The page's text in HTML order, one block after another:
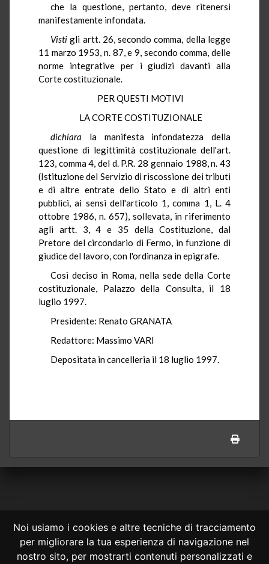
Noi usiamo i cookies e altre tecniche di tracciamento
per migliorare la tua esperienza di navigazione nel
nostro sito, per mostrarti contenuti personalizzati e
che la questione, pertanto, deve ritenersi
manifestamente infondata.
Visti gli artt. 26, secondo comma, della legge
11 marzo 1953, n. 87, e 9, secondo comma, delle
norme integrative per i giudizi davanti alla
Corte costituzionale.
PER QUESTI MOTIVI
LA CORTE COSTITUZIONALE
dichiara la manifesta infondatezza della
questione di legittimità costituzionale dell'art.
123, comma 4, del d. P.R. 28 gennaio 1988, n. 43
(Istituzione del Servizio di riscossione dei tributi
e di altre entrate dello Stato e di altri enti
pubblici, ai sensi dell'articolo 1, comma 1, L. 4
ottobre 1986, n. 657), sollevata, in riferimento
agli artt. 3, 4 e 35 della Costituzione, dal
Pretore del circondario di Fermo, in funzione di
giudice del lavoro, con l'ordinanza in epigrafe.
Così deciso in Roma, nella sede della Corte
costituzionale, Palazzo della Consulta, il 18
luglio 1997.
Presidente: Renato GRANATA
Redattore: Massimo VARI
Depositata in cancelleria il 18 luglio 1997.
CONSULTA ONLINE DAL 1995 -NOTE LEGALI